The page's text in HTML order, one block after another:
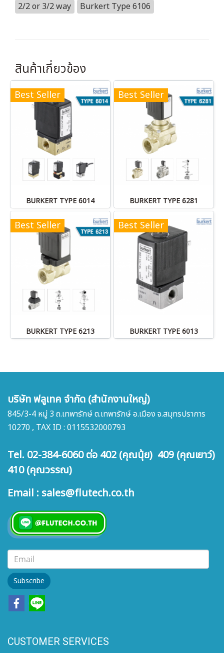
2/2 or 3/2 way
Burkert Type 6106
สินค้าเกี่ยวข้อง
Best Seller
BURKERT TYPE 6014
Best Seller
BURKERT TYPE 6281
Best Seller
BURKERT TYPE 6213
Best Seller
BURKERT TYPE 6013
บริษัท ฟลูเทค จำกัด (สำนักงานใหญ่)
845/3-4 หมู่ 3 ถ.เทพารักษ์ ต.เทพารักษ์ อ.เมือง จ.สมุทรปราการ
10270 , TAX ID : 0115532000793
Tel. 02-384-6060 ต่อ 402 (คุณนุ้ย) 409 (คุณเยาว์)
410 (คุณวรรณ)
Email : sales@flutech.co.th
Subscribe
CUSTOMER SERVICES